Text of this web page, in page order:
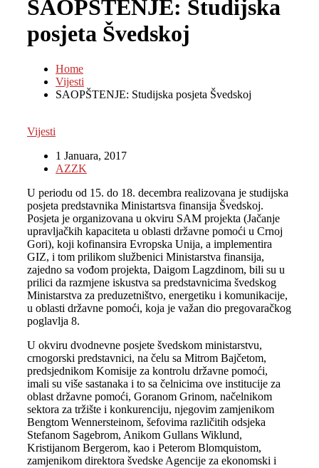
SAOPŠTENJE: Studijska
posjeta Švedskoj
Home
Vijesti
SAOPŠTENJE: Studijska posjeta Švedskoj
Vijesti
1 Januara, 2017
AZZK
U periodu od 15. do 18. decembra realizovana je studijska
posjeta predstavnika Ministartsva finansija Švedskoj.
Posjeta je organizovana u okviru SAM projekta (Jačanje
upravljačkih kapaciteta u oblasti državne pomoći u Crnoj
Gori), koji kofinansira Evropska Unija, a implementira
GIZ, i tom prilikom službenici Ministarstva finansija,
zajedno sa vođom projekta, Daigom Lagzdinom, bili su u
prilici da razmjene iskustva sa predstavnicima švedskog
Ministarstva za preduzetništvo, energetiku i komunikacije,
u oblasti državne pomoći, koja je važan dio pregovaračkog
poglavlja 8.
U okviru dvodnevne posjete švedskom ministarstvu,
crnogorski predstavnici, na čelu sa Mitrom Bajčetom,
predsjednikom Komisije za kontrolu državne pomoći,
imali su više sastanaka i to sa čelnicima ove institucije za
oblast državne pomoći, Goranom Grinom, načelnikom
sektora za tržište i konkurenciju, njegovim zamjenikom
Bengtom Wennersteinom, šefovima različitih odsjeka
Stefanom Sagebrom, Anikom Gullans Wiklund,
Kristijanom Bergerom, kao i Peterom Blomquistom,
zamjenikom direktora švedske Agencije za ekonomski i